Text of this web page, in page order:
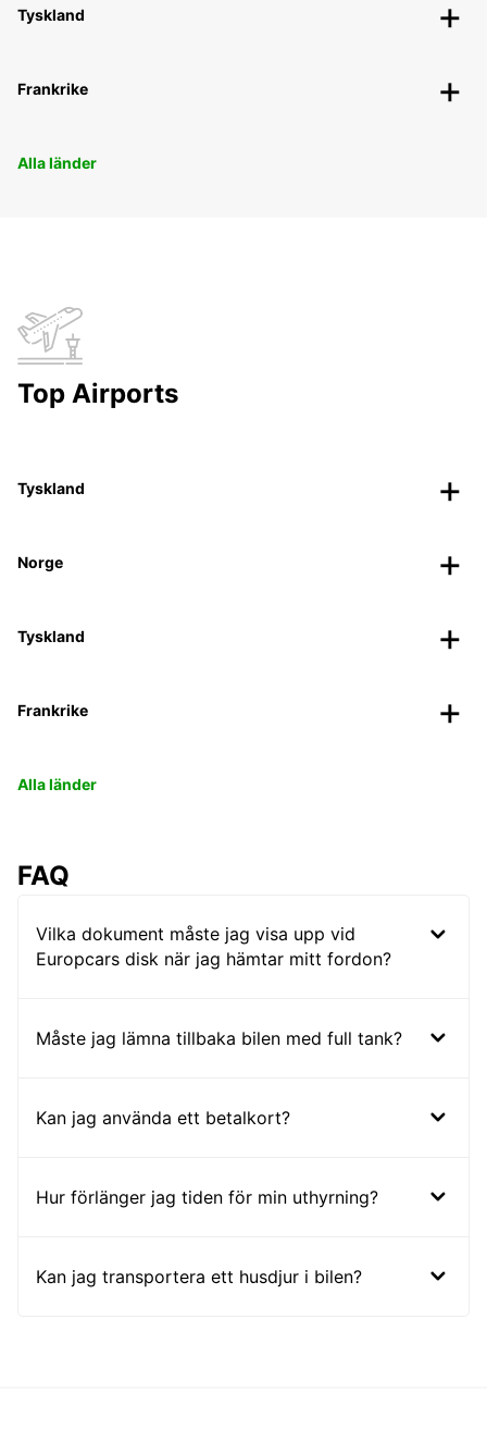
Tyskland
Frankrike
Alla länder
Top Airports
Tyskland
Norge
Tyskland
Frankrike
Alla länder
FAQ
Vilka dokument måste jag visa upp vid
Europcars disk när jag hämtar mitt fordon?
Måste jag lämna tillbaka bilen med full tank?
Kan jag använda ett betalkort?
Hur förlänger jag tiden för min uthyrning?
Kan jag transportera ett husdjur i bilen?